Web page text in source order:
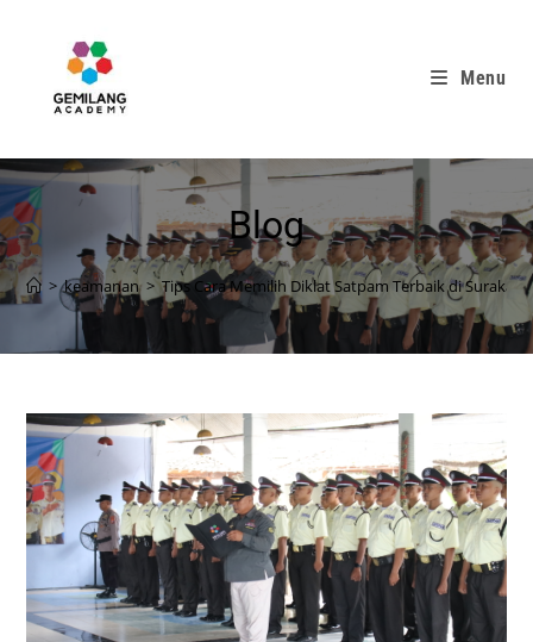
Menu
Blog
> keamanan > Tips Cara Memilih Diklat Satpam Terbaik di